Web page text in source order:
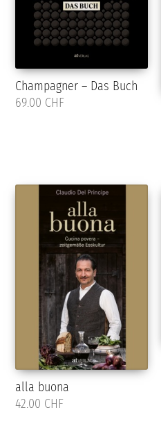
Champagner – Das Buch
69.00 CHF
alla buona
42.00 CHF